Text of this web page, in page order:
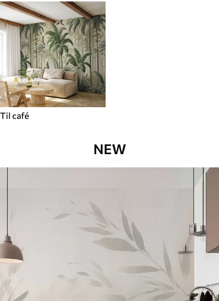
Til café
NEW